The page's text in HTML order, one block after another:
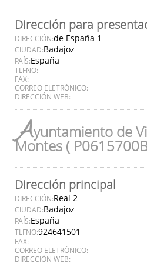
Dirección para
DIRECCIÓN:de España 1
CIUDAD:Badajoz
PAÍS:España
TLFNO:
FAX:
CORREO ELETRÓNICO:
DIRECCIÓN WEB:
Ayuntamiento de
Montes (
Dirección principal
DIRECCIÓN:Real 2
CIUDAD:Badajoz
PAÍS:España
TLFNO:924641501
FAX:
CORREO ELETRÓNICO:
DIRECCIÓN WEB: